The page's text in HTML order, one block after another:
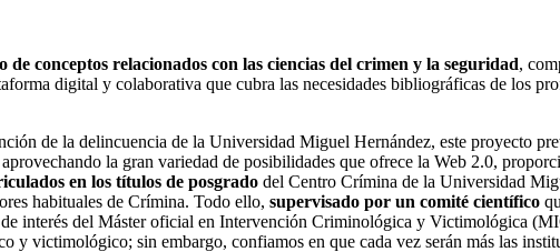
conceptos relacionados con las ciencias del crimen y la seguridad,
digital y colaborativa que cubra las necesidades bibliográficas de los
de la delincuencia de la Universidad Miguel Hernández, este proyecto
la gran variedad de posibilidades que ofrece la Web 2.0,
en los títulos de posgrado del Centro Crímina de la Universidad
habituales de Crímina. Todo ello, supervisado por un comité científico
interés del Máster oficial en Intervención Criminológica y Victimológica
victimológico; sin embargo, confiamos en que cada vez serán más las